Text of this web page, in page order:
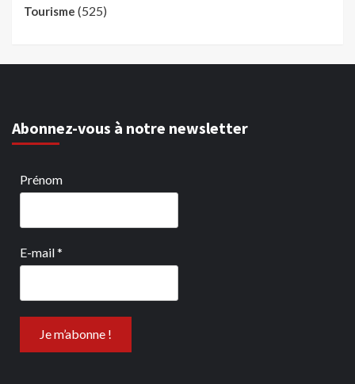
Tourisme (525)
Abonnez-vous à notre newsletter
Prénom
E-mail*